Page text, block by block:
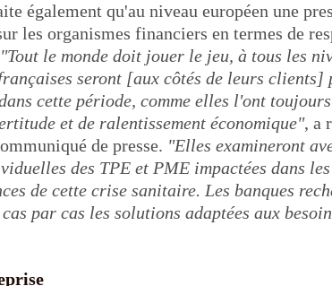
également qu'au niveau européen une
les organismes financiers en termes de
"Tout le monde doit jouer le jeu, à tous les
seront [aux côtés de leurs clients]
cette période, comme elles l'ont
et de ralentissement économique", a
de presse. "Elles examineront
des TPE et PME impactées dans les
de cette crise sanitaire. Les banques
par cas les solutions adaptées aux